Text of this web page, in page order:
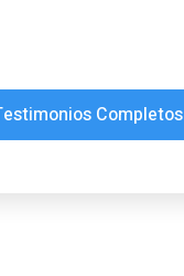
Completos